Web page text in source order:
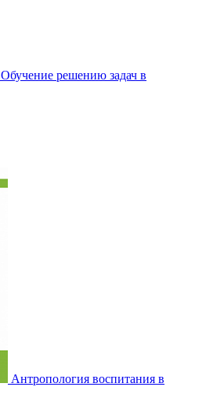
Обучение решению задач в
Антропология воспитания в